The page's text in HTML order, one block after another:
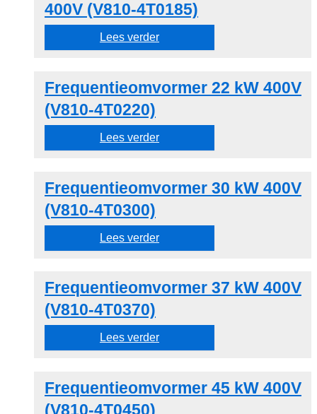
400V (V810-4T0185)
Lees verder
Frequentieomvormer 22 kW 400V
(V810-4T0220)
Lees verder
Frequentieomvormer 30 kW 400V
(V810-4T0300)
Lees verder
Frequentieomvormer 37 kW 400V
(V810-4T0370)
Lees verder
Frequentieomvormer 45 kW 400V
(V810-4T0450)